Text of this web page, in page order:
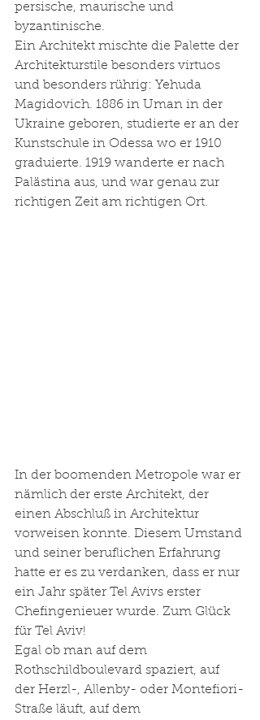
persische, maurische und
byzantinische.
Ein Architekt mischte die Palette der
Architekturstile besonders virtuos
und besonders rührig: Yehuda
Magidovich. 1886 in Uman in der
Ukraine geboren, studierte er an der
Kunstschule in Odessa wo er 1910
graduierte. 1919 wanderte er nach
Palästina aus, und war genau zur
richtigen Zeit am richtigen Ort.
In der boomenden Metropole war er
nämlich der erste Architekt, der
einen Abschluß in Architektur
vorweisen konnte. Diesem Umstand
und seiner beruflichen Erfahrung
hatte er es zu verdanken, dass er nur
ein Jahr später Tel Avivs erster
Chefingenieuer wurde. Zum Glück
für Tel Aviv!
Egal ob man auf dem
Rothschildboulevard spaziert, auf
der Herzl-, Allenby- oder Montefiori-
Straße läuft, auf dem